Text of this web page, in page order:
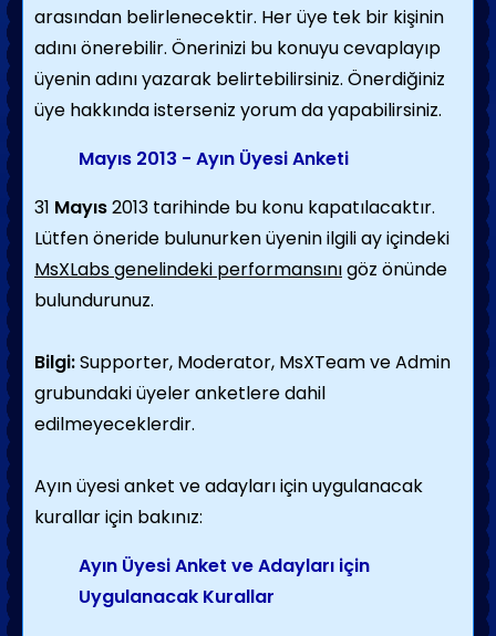
arasından belirlenecektir. Her üye tek bir kişinin
adını önerebilir. Önerinizi bu konuyu cevaplayıp
üyenin adını yazarak belirtebilirsiniz. Önerdiğiniz
üye hakkında isterseniz yorum da yapabilirsiniz.
Mayıs 2013 - Ayın Üyesi Anketi
31 Mayıs2013 tarihinde bu konu kapatılacaktır.
Lütfen öneride bulunurken üyenin ilgili ay içindeki
MsXLabs genelindeki performansınıgöz önünde
bulundurunuz.
Bilgi:Supporter, Moderator, MsXTeam ve Admin
grubundaki üyeler anketlere dahil
edilmeyeceklerdir.
Ayın üyesi anket ve adayları için uygulanacak
kurallar için bakınız:
Ayın Üyesi Anket ve Adayları için
Uygulanacak Kurallar